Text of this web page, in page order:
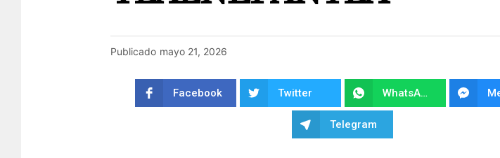
Publicado mayo 21, 2026
Facebook Twitter WhatsApp
Telegram